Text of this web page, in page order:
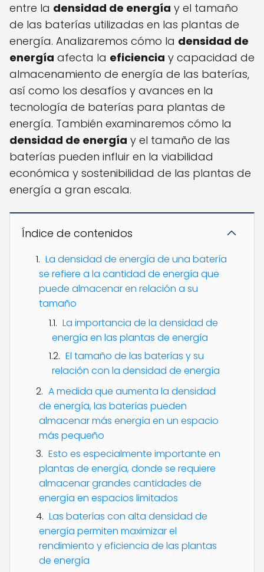
entre la densidad de energía y el tamaño
de las baterías utilizadas en las plantas de
energía. Analizaremos cómo la densidad de
energía afecta la eficiencia y capacidad de
almacenamiento de energía de las baterías,
así como los desafíos y avances en la
tecnología de baterías para plantas de
energía. También examinaremos cómo la
densidad de energía y el tamaño de las
baterías pueden influir en la viabilidad
económica y sostenibilidad de las plantas de
energía a gran escala.
Índice de contenidos
La densidad de energía de una batería
se refiere a la cantidad de energía que
puede almacenar en relación a su
tamaño
La importancia de la densidad de
energía en las plantas de energía
El tamaño de las baterías y su
relación con la densidad de energía
A medida que aumenta la densidad
de energía, las baterías pueden
almacenar más energía en un espacio
más pequeño
Esto es especialmente importante en
plantas de energía, donde se requiere
almacenar grandes cantidades de
energía en espacios limitados
Las baterías con alta densidad de
energía permiten maximizar el
rendimiento y eficiencia de las plantas
de energía